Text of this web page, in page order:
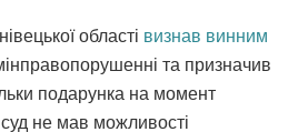
області визнав винним
та призначив
подарунка на момент
не мав можливості